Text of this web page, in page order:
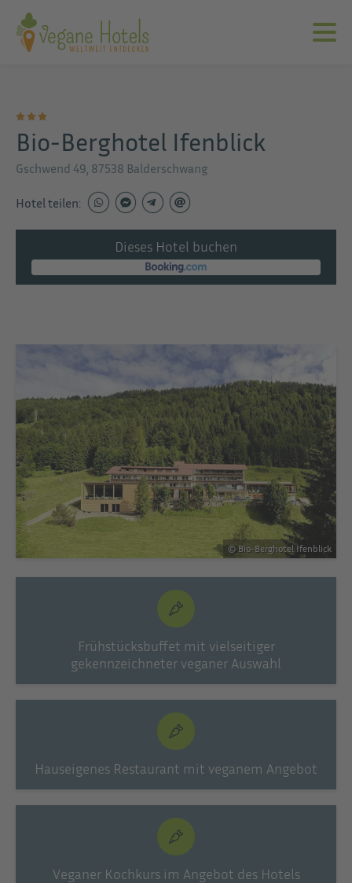
Bio-Berghotel Ifenblick
Gschwend 49, 87538 Balderschwang
Hotel teilen:
Dieses Hotel buchen
© Bio-Berghotel Ifenblick
Frühstücksbuffet mit vielseitiger
gekennzeichneter veganer Auswahl
Hauseigenes Restaurant mit veganem Angebot
Veganer Kochkurs im Angebot des Hotels